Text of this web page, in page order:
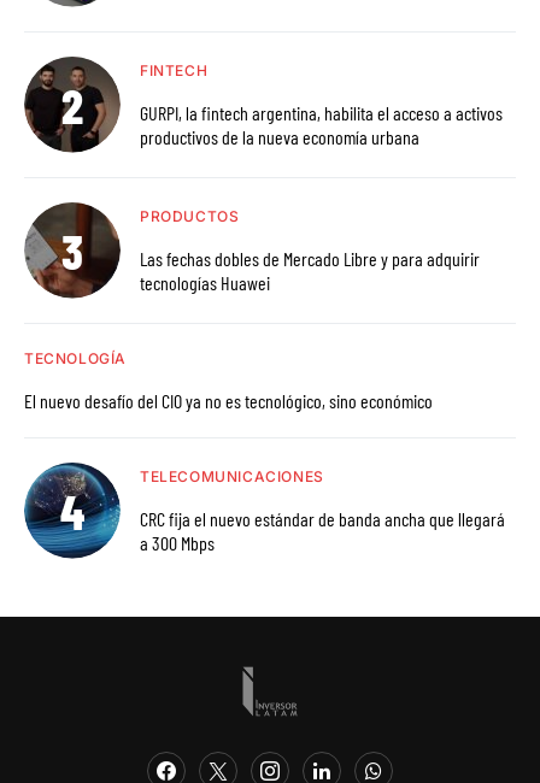
FINTECH
GURPI, la fintech argentina, habilita el acceso a activos
productivos de la nueva economía urbana
PRODUCTOS
Las fechas dobles de Mercado Libre y para adquirir
tecnologías Huawei
TECNOLOGÍA
El nuevo desafío del CIO ya no es tecnológico, sino económico
TELECOMUNICACIONES
CRC fija el nuevo estándar de banda ancha que llegará
a 300 Mbps